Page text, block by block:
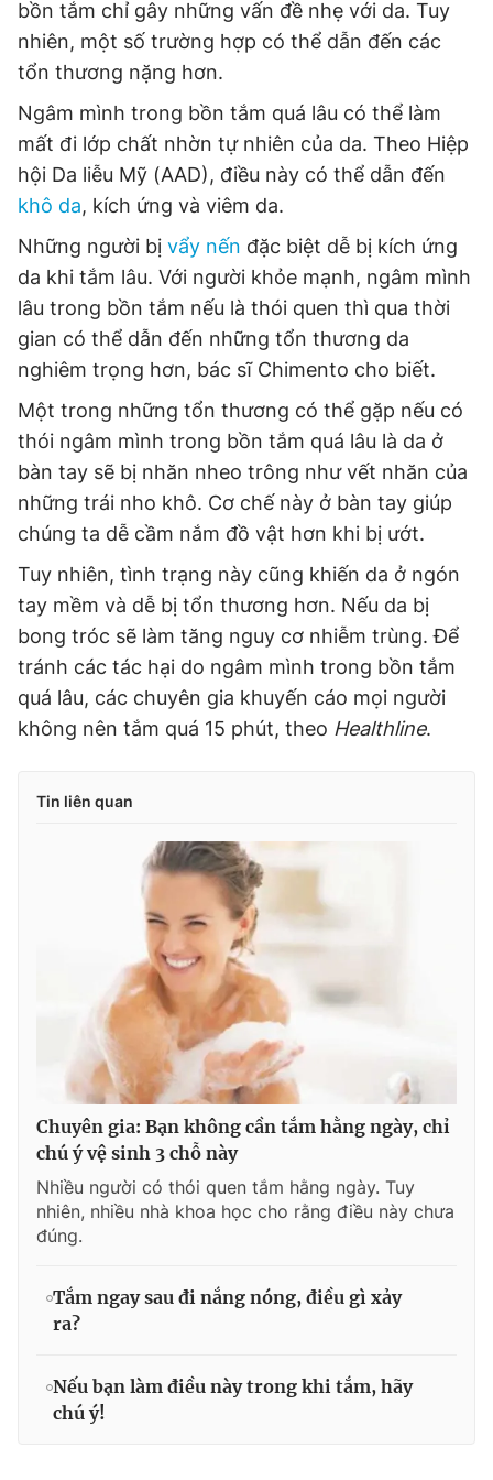
Giấy phép xuất bản số 110/GP - BTTTT cấp ngày 24.3.2020
© 2003-2026 Bản quyền thuộc về Báo Thanh Niên. Cấm sao
chép dưới mọi hình thức nếu không có sự chấp thuận bằng văn
bản. Phát triển bởi ePi Technologies, JSC.
bồn tắm chỉ gây những vấn đề nhẹ với da. Tuy
nhiên, một số trường hợp có thể dẫn đến các
tổn thương nặng hơn.
Ngâm mình trong bồn tắm quá lâu có thể làm
mất đi lớp chất nhờn tự nhiên của da. Theo Hiệp
hội Da liễu Mỹ (AAD), điều này có thể dẫn đến
khô da, kích ứng và viêm da.
Những người bị vẩy nến đặc biệt dễ bị kích ứng
da khi tắm lâu. Với người khỏe mạnh, ngâm mình
lâu trong bồn tắm nếu là thói quen thì qua thời
gian có thể dẫn đến những tổn thương da
nghiêm trọng hơn, bác sĩ Chimento cho biết.
Một trong những tổn thương có thể gặp nếu có
thói ngâm mình trong bồn tắm quá lâu là da ở
bàn tay sẽ bị nhăn nheo trông như vết nhăn của
những trái nho khô. Cơ chế này ở bàn tay giúp
chúng ta dễ cầm nắm đồ vật hơn khi bị ướt.
Tuy nhiên, tình trạng này cũng khiến da ở ngón
tay mềm và dễ bị tổn thương hơn. Nếu da bị
bong tróc sẽ làm tăng nguy cơ nhiễm trùng. Để
tránh các tác hại do ngâm mình trong bồn tắm
quá lâu, các chuyên gia khuyến cáo mọi người
không nên tắm quá 15 phút, theo Healthline.
Tin liên quan
Chuyên gia: Bạn không cần tắm hằng ngày, chỉ
chú ý vệ sinh 3 chỗ này
Nhiều người có thói quen tắm hằng ngày. Tuy
nhiên, nhiều nhà khoa học cho rằng điều này chưa
đúng.
Tắm ngay sau đi nắng nóng, điều gì xảy
ra?
Nếu bạn làm điều này trong khi tắm, hãy
chú ý!